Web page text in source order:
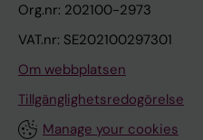
Org.nr: 202100-2973
VAT.nr: SE202100297301
Om webbplatsen
Tillgänglighetsredogörelse
Manage your cookies